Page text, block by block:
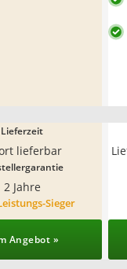
Lieferzeit
lieferbar
2 Jahre
Sieger
Angebot »